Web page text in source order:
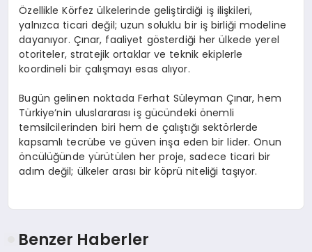
Özellikle Körfez ülkelerinde geliştirdiği iş ilişkileri,
yalnızca ticari değil; uzun soluklu bir iş birliği modeline
dayanıyor. Çınar, faaliyet gösterdiği her ülkede yerel
otoriteler, stratejik ortaklar ve teknik ekiplerle
koordineli bir çalışmayı esas alıyor.
Bugün gelinen noktada Ferhat Süleyman Çınar, hem
Türkiye’nin uluslararası iş gücündeki önemli
temsilcilerinden biri hem de çalıştığı sektörlerde
kapsamlı tecrübe ve güven inşa eden bir lider. Onun
öncülüğünde yürütülen her proje, sadece ticari bir
adım değil; ülkeler arası bir köprü niteliği taşıyor.
Benzer Haberler